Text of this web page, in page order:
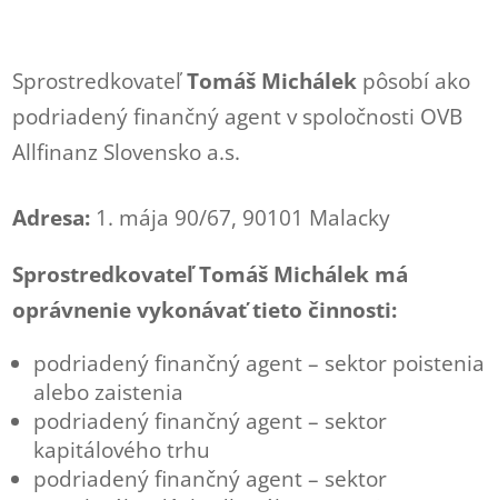
SprostredkovateľTomáš Michálek pôsobí ako
podriadený finančný agent v spoločnosti OVB
Allfinanz Slovensko a.s.
Adresa: 1. mája 90/67, 90101 Malacky
Sprostredkovateľ Tomáš Michálek má
oprávnenie vykonávať tieto činnosti:
podriadený finančný agent – sektor poistenia
alebo zaistenia
podriadený finančný agent – sektor
kapitálového trhu
podriadený finančný agent – sektor